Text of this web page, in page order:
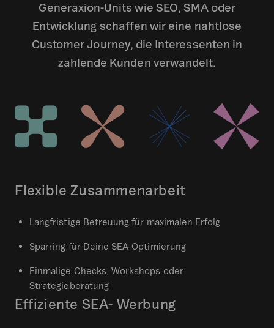
Generaxion-Units wie SEO, SMA oder
Entwicklung schaffen wir eine nahtlose
Customer Journey, die Interessenten in
zahlende Kunden verwandelt.
Flexible Zusammenarbeit
Langfristige Betreuung für maximalen Erfolg
Sparring für Deine SEA-Optimierung
Einmalige Checks, Workshops oder
Strategieberatung
Effiziente SEA- Werbung